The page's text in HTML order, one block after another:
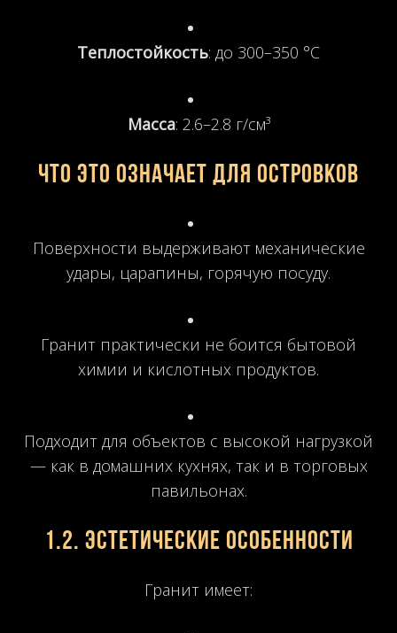
Теплостойкость: до 300–350 °C
Масса: 2.6–2.8 г/см³
Что это означает для островков
Поверхности выдерживают механические
удары, царапины, горячую посуду.
Гранит практически не боится бытовой
химии и кислотных продуктов.
Подходит для объектов с высокой нагрузкой
— как в домашних кухнях, так и в торговых
павильонах.
1.2. Эстетические особенности
Гранит имеет: